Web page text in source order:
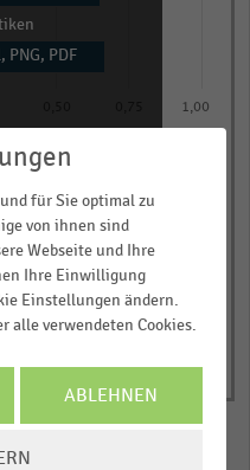
Skala von 1 (unwichtig) bis 7
(wichtig)
1,00
© Handelsdaten 2026
PNG, PDF
für Sie optimal zu
von ihnen sind
Webseite und Ihre
Ihre Einwilligung
Einstellungen ändern.
alle verwendeten Cookies.
ABLEHNEN